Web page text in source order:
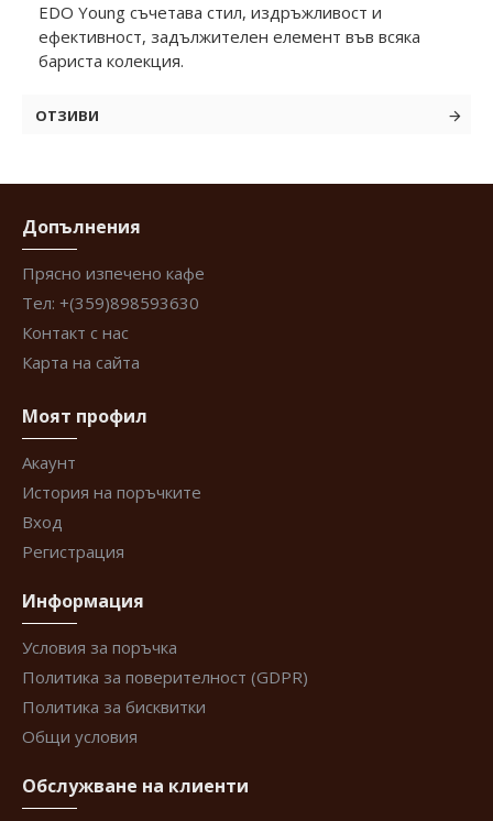
EDO Young съчетава стил, издръжливост и
ефективност, задължителен елемент във всяка
бариста колекция.
ОТЗИВИ
Допълнения
Прясно изпечено кафе
Тел: +(359)898593630
Контакт с нас
Карта на сайта
Моят профил
Акаунт
История на поръчките
Вход
Регистрация
Информация
Условия за поръчка
Политика за поверителност (GDPR)
Политика за бисквитки
Общи условия
Обслужване на клиенти